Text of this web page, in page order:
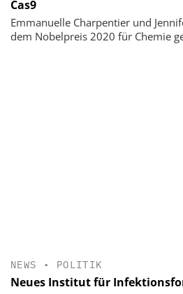
Cas9
Emmanuelle Charpentier und
dem Nobelpreis 2020 für Chemie
NEWS • POLITIK
Neues Institut für